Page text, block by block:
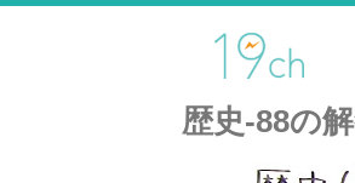
歴史-88の